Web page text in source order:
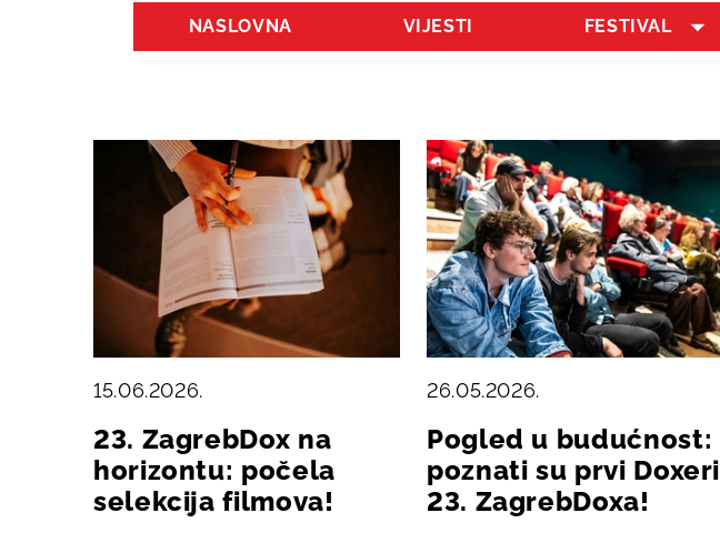
NASLOVNA VIJESTI FESTIVAL
15.06.2026.
23. ZagrebDox na
horizontu: počela
selekcija filmova!
26.05.2026.
Pogled u budućnost:
poznati su prvi Doxeri
23. ZagrebDoxa!